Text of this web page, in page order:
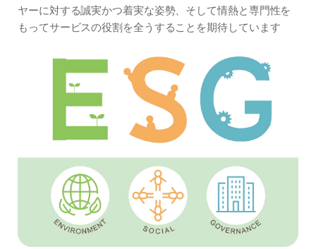
ヤーに対する誠実かつ着実な姿勢、そして情熱と専門性を
もってサービスの役割を全うすることを期待しています